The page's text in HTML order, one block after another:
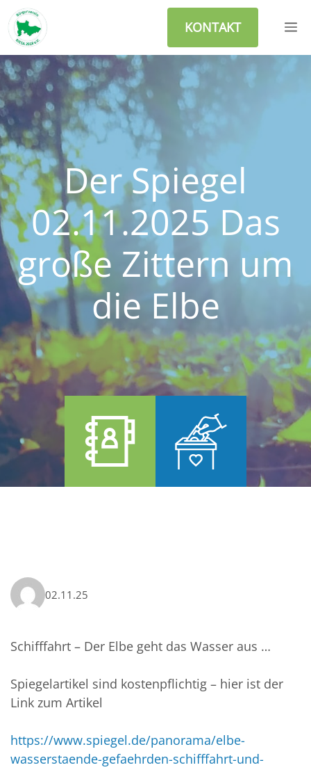
Zum
Inhalt
springen
KONTAKT
Der Spiegel
02.11.2025 Das
große Zittern um
die Elbe
02.11.25
Schifffahrt – Der Elbe geht das Wasser aus …
Spiegelartikel sind kostenpflichtig – hier ist der
Link zum Artikel
https://www.spiegel.de/panorama/elbe-
wasserstaende-gefaehrden-schifffahrt-und-